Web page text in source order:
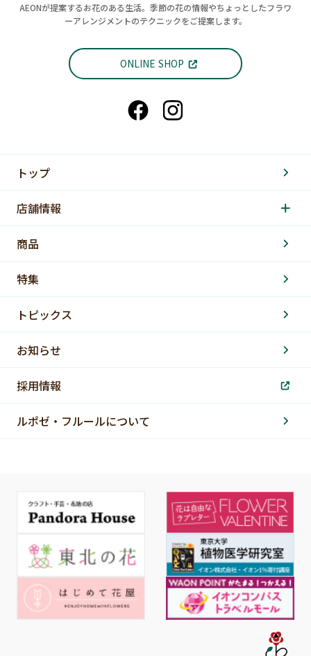
AEONが提案するお花のある生活。季節の花の情報やちょっとしたフラワ
ーアレンジメントのテクニックをご提案します。
ONLINE SHOP
トップ
店舗情報
商品
特集
トピックス
お知らせ
採用情報
ルポゼ・フルールについて